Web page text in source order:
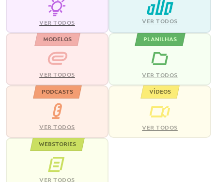
VER TODOS VER TODOS
MODELOS
VER TODOS
PLANILHAS
VER TODOS
PODCASTS
VER TODOS
VÍDEOS
VER TODOS
WEBSTORIES
VER TODOS